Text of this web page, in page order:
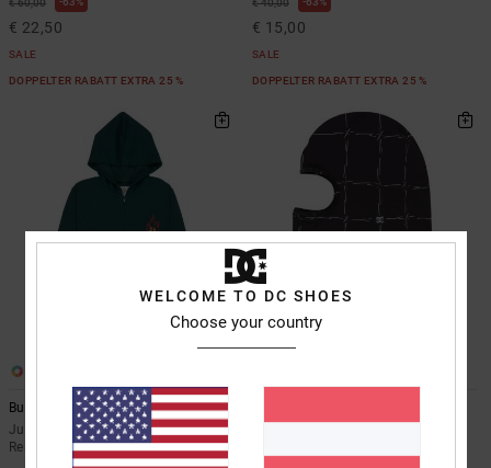
€ 60,00
€ 22,50
SALE
DOPPELTER RABATT EXTRA 25 %
€ 40,00
€ 15,00
SALE
DOPPELTER RABATT EXTRA 25 %
Burning Dice
Jungen 8-16 Grün Kapuzenpulli mit
Reißverschluss
WELCOME TO DC SHOES
Choose your country